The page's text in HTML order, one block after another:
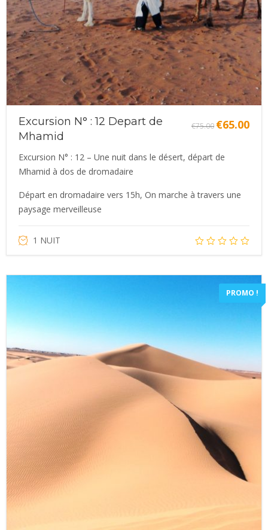
Excursion N° : 12 Depart de
Mhamid
€75.00 Le
initial
€65.00Le
Excursion N° : 12 – Une nuit dans le désert, départ de
Mhamid à dos de dromadaire
Départ en dromadaire vers 15h, On marche à travers une
paysage merveilleuse
1 NUIT
PROMO !